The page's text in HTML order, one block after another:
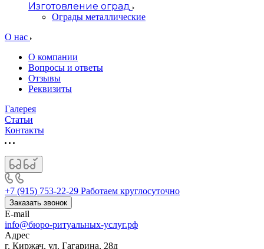
Изготовление оград
Ограды металлические
О нас
О компании
Вопросы и ответы
Отзывы
Реквизиты
Галерея
Статьи
Контакты
+7 (915) 753-22-29 Работаем круглосуточно
Заказать звонок
E-mail
info@бюро-ритуальных-услуг.рф
Адрес
г. Киржач, ул. Гагарина, 28д